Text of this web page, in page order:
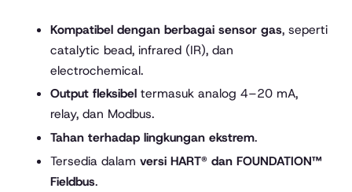
Kompatibel dengan berbagai sensor gas, seperti
catalytic bead, infrared (IR), dan
electrochemical.
Output fleksibeltermasuk analog 4–20 mA,
relay, dan Modbus.
Tahan terhadap lingkungan ekstrem.
Tersedia dalam versi HART® dan FOUNDATION™
Fieldbus.